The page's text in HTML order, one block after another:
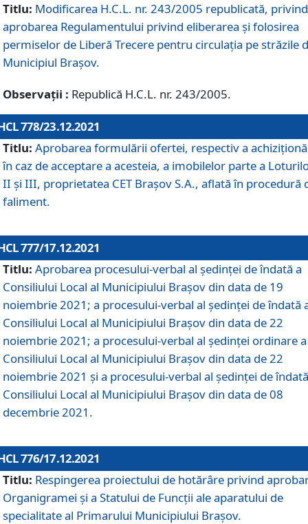
Titlu: Modificarea H.C.L. nr. 243/2005 republicată, privind
aprobarea Regulamentului privind eliberarea şi folosirea
permiselor de Liberă Trecere pentru circulația pe străzile
Municipiul Braşov.
Observații : Republică H.C.L. nr. 243/2005.
778/23.12.2021
Titlu: Aprobarea formulării ofertei, respectiv a
în caz de acceptare a acesteia, a imobilelor parte a
II și III, proprietatea CET Brașov S.A., aflată în procedură
faliment.
777/17.12.2021
Titlu: Aprobarea procesului-verbal al şedinţei de îndată a
Consiliului Local al Municipiului Braşov din data de 19
noiembrie 2021; a procesului-verbal al şedinţei de îndată
Consiliului Local al Municipiului Braşov din data de 22
noiembrie 2021; a procesului-verbal al şedinţei ordinare a
Consiliului Local al Municipiului Braşov din data de 22
noiembrie 2021 și a procesului-verbal al şedinţei de
Consiliului Local al Municipiului Braşov din data de 08
decembrie 2021.
776/17.12.2021
Titlu: Respingerea proiectului de hotărâre privind
Organigramei şi a Statului de Funcţii ale aparatului de
specialitate al Primarului Municipiului Braşov.